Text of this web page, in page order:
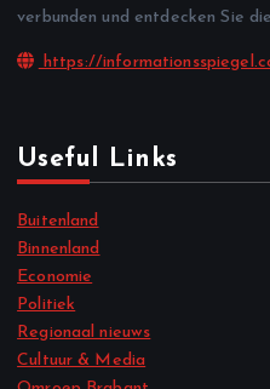
verbunden und entdecken Sie
https://
Useful Links
Buitenland
Binnenland
Economie
Politiek
Regionaal nieuws
Cultuur & Media